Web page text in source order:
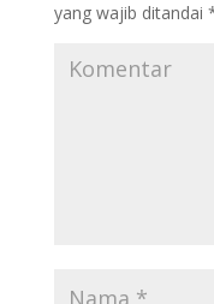
yang wajib ditandai